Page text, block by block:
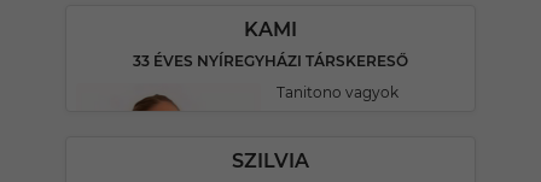
KAMI
33 ÉVES NYÍREGYHÁZI TÁRSKERESŐ
Tanitono vagyok
SZILVIA